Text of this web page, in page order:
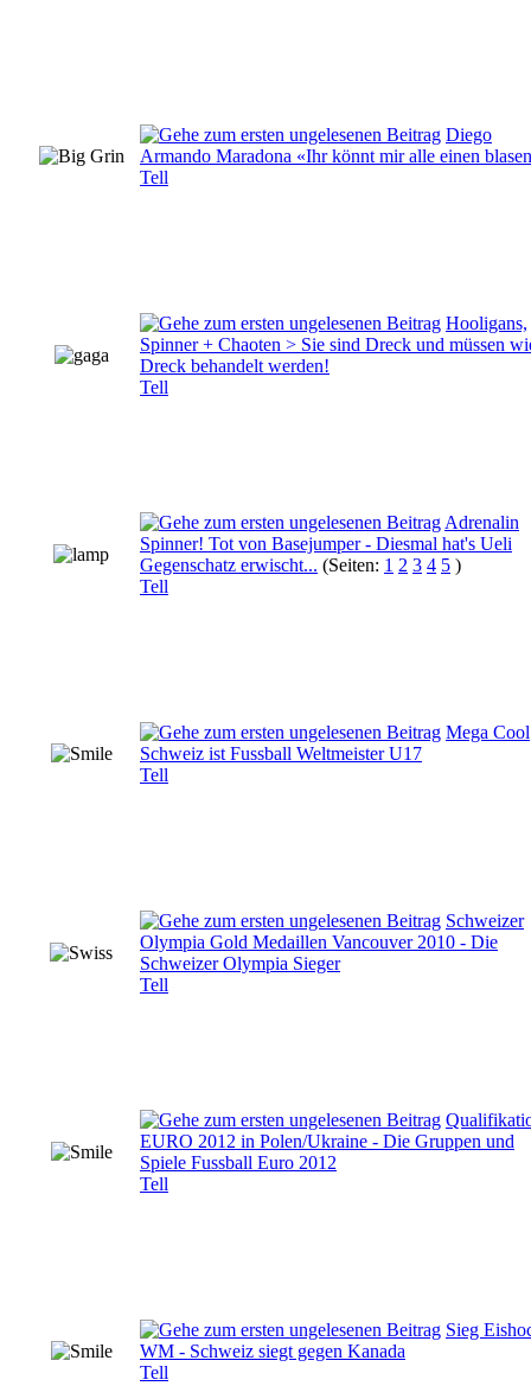
Diego
Armando Maradona «Ihr könnt mir alle einen
Tell
Hooligans,
Spinner + Chaoten > Sie sind Dreck und müssen
Dreck behandelt werden!
Tell
Adrenalin
Spinner! Tot von Basejumper - Diesmal hat's Ueli
Gegenschatz erwischt... (Seiten: 1 2 3 4 5 )
Tell
Mega Cool
Schweiz ist Fussball Weltmeister U17
Tell
Schweizer
Olympia Gold Medaillen Vancouver 2010 - Die
Schweizer Olympia Sieger
Tell
EURO 2012 in Polen/Ukraine - Die Gruppen und
Spiele Fussball Euro 2012
Tell
Sieg
WM - Schweiz siegt gegen Kanada
Tell